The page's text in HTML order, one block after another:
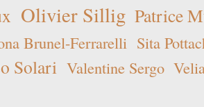
Olivier Sillig Patrice
Brunel-Ferrarelli Sita
Solari Valentine Sergo